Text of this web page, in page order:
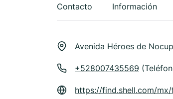
Contacto Información
Avenida Héroes de
+528007435569
https://find.shell.com/